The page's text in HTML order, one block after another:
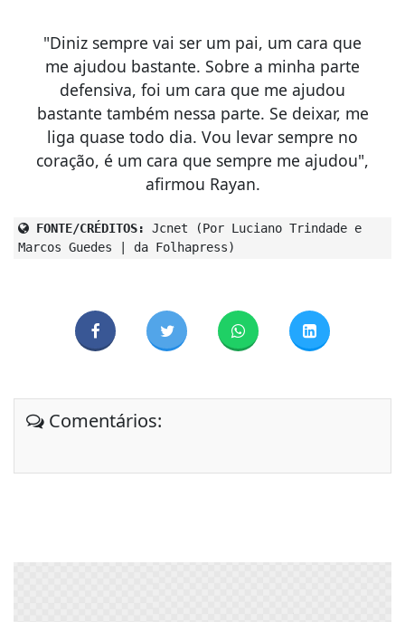
"Diniz sempre vai ser um pai, um cara que
me ajudou bastante. Sobre a minha parte
defensiva, foi um cara que me ajudou
bastante também nessa parte. Se deixar, me
liga quase todo dia. Vou levar sempre no
coração, é um cara que sempre me ajudou",
afirmou Rayan.
FONTE/CRÉDITOS:
Jcnet (Por Luciano Trindade e
Marcos Guedes | da Folhapress)
Comentários: